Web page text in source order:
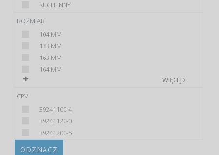
KUCHENNY
ROZMIAR
104 MM
133 MM
163 MM
164 MM
WIĘCEJ
CPV
39241100-4
39241120-0
39241200-5
ODZNACZ